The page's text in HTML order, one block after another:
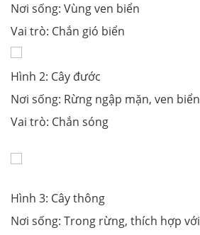
Nơi sống: Vùng ven biển
Vai trò: Chắn gió biển
Hình 2: Cây đước
Nơi sống: Rừng ngập mặn, ven biển
Vai trò: Chắn sóng
Hình 3: Cây thông
Nơi sống: Trong rừng, thích hợp với